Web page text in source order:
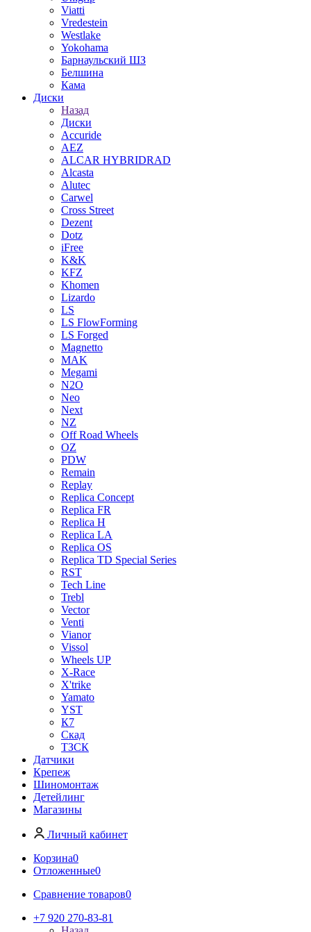
Viatti
Vredestein
Westlake
Yokohama
Барнаульский ШЗ
Белшина
Кама
Диски
Назад
Диски
Accuride
AEZ
ALCAR HYBRIDRAD
Alcasta
Alutec
Carwel
Cross Street
Dezent
Dotz
iFree
K&K
KFZ
Khomen
Lizardo
LS
LS FlowForming
LS Forged
Magnetto
MAK
Megami
N2O
Neo
Next
NZ
Off Road Wheels
OZ
PDW
Remain
Replay
Replica Concept
Replica FR
Replica H
Replica LA
Replica OS
Replica TD Special Series
RST
Tech Line
Trebl
Vector
Venti
Vianor
Vissol
Wheels UP
X-Race
X'trike
Yamato
YST
К7
Скад
ТЗСК
Датчики
Крепеж
Шиномонтаж
Детейлинг
Магазины
Личный кабинет
Корзина0
Отложенные0
Сравнение товаров0
+7 920 270-83-81